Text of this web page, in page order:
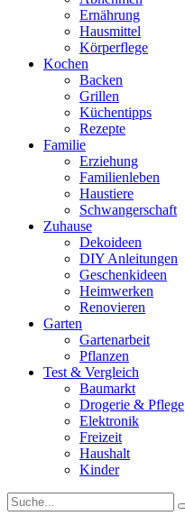
Ernährung
Hausmittel
Körperflege
Kochen
Backen
Grillen
Küchentipps
Rezepte
Familie
Erziehung
Familienleben
Haustiere
Schwangerschaft
Zuhause
Dekoideen
DIY Anleitungen
Geschenkideen
Heimwerken
Renovieren
Garten
Gartenarbeit
Pflanzen
Test & Vergleich
Baumarkt
Drogerie & Pflege
Elektronik
Freizeit
Haushalt
Kinder